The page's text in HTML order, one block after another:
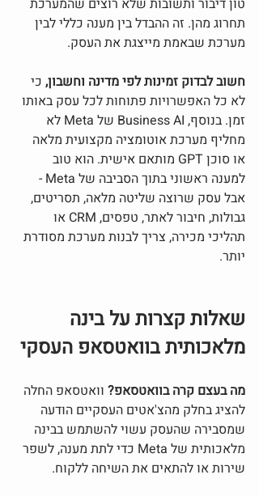
תחרוג מהן. זה ההבדל בין מענה כללי לבין
מערכת שבאמת מייצגת את העסק.
חשוב לבדוק זמינות לפי מדינה וחשבון, כי
לא כל האפשרויות פתוחות לכל עסק באותו
זמן. בנוסף, Business AI של Meta לא
מחליף מערכת אוטומציה מקצועית מלאה
או סוכן GPT מותאם אישית. הוא טוב
למענה ראשוני בתוך הסביבה של Meta -
אבל עסק שרוצה שליטה מלאה, תסריטים,
גבולות, חיבור לאתר, טפסים, CRM או
תהליכי מכירה, צריך לבנות מערכת מסודרת
יותר.
שאלות קצרות על בינה
מלאכותית בוואטסאפ העסקי
מה בעצם קרה בוואטסאפ? וואטסאפ החלה
להציג בחלק מהצ'אטים העסקיים הודעה
שמסבירה שהעסק עשוי להשתמש בבינה
מלאכותית של Meta כדי לתת מענה, לשפר
שירות או להתאים את השיחה ללקוח.